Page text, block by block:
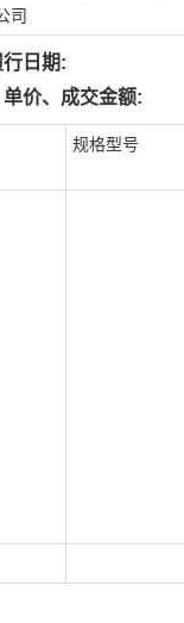
司
日期:
价、成交金额:
规格型号